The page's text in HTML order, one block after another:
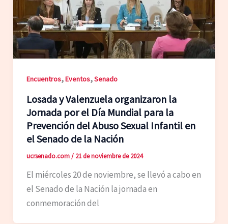
Encuentros,Eventos,Senado
Losada y Valenzuela organizaron la
Jornada por el Día Mundial para la
Prevención del Abuso Sexual Infantil en
el Senado de la Nación
ucrsenado.com/ 21 de noviembre de 2024
El miércoles 20 de noviembre, se llevó a cabo en
el Senado de la Nación la jornada en
conmemoración del